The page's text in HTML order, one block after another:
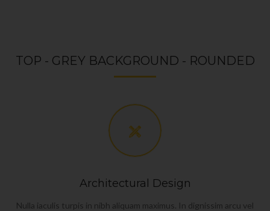
TOP - GREY BACKGROUND - ROUNDED
Architectural Design
Nulla iaculis turpis in nibh aliquam maximus. In dignissim arcu vel